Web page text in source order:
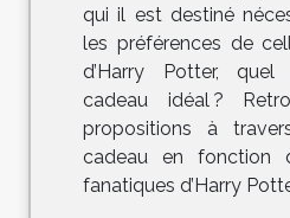
qui il est destiné
les préférences de
d’Harry Potter,
cadeau idéal ?
propositions à
cadeau en fonction
fanatiques d’Harry